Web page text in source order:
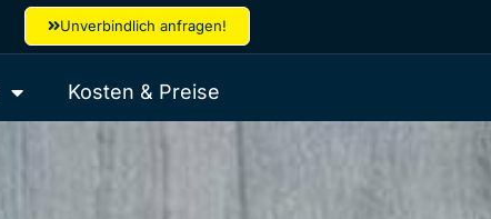
Unverbindlich anfragen!
Kosten & Preise